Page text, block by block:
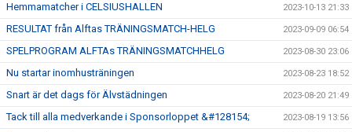
Hemmamatcher i CELSIUSHALLEN 2023-10-13 21:33
RESULTAT från Alftas TRÄNINGSMATCH-HELG 2023-09-09 06:54
SPELPROGRAM ALFTAs TRÄNINGSMATCHHELG 2023-08-30 23:06
Nu startar inomhusträningen 2023-08-23 18:52
Snart är det dags för Älvstädningen 2023-08-20 21:49
Tack till alla medverkande i Sponsorloppet &#128154; 2023-08-19 13:56